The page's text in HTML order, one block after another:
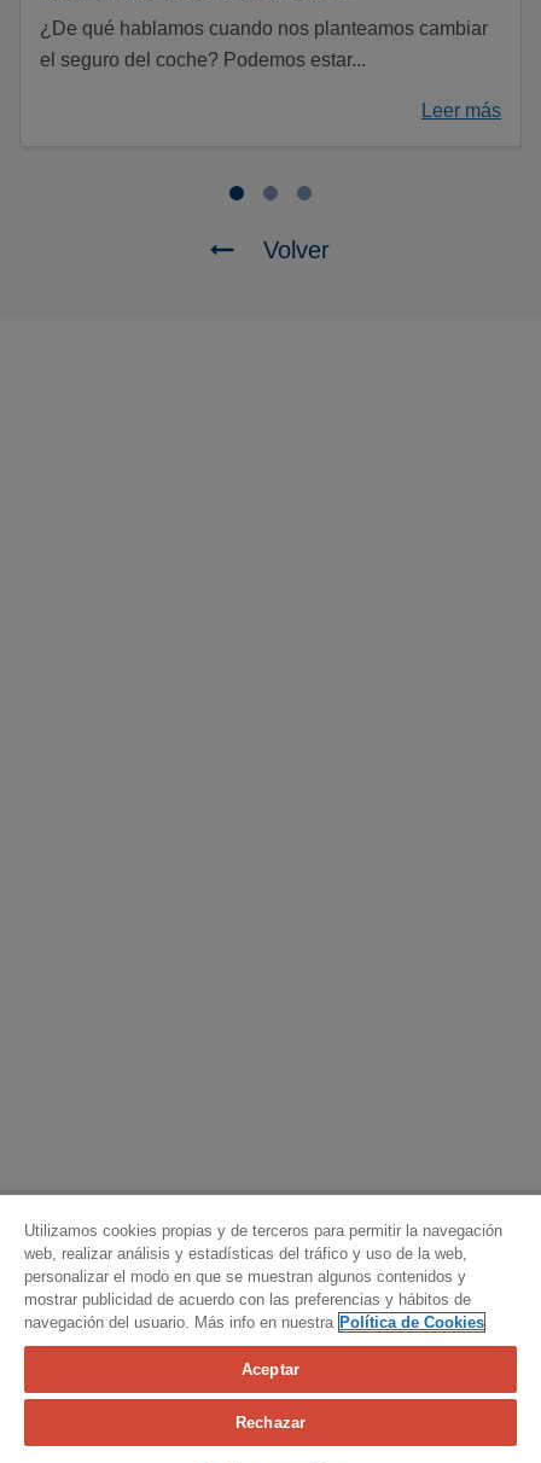
¿De qué hablamos cuando nos planteamos cambiar
el seguro del coche? Podemos estar...
Leer más
Volver
Calcula tu seguro
Contacta con nosotros
Utilizamos cookies propias y de terceros para permitir la navegación
web, realizar análisis y estadísticas del tráfico y uso de la web,
personalizar el modo en que se muestran algunos contenidos y
mostrar publicidad de acuerdo con las preferencias y hábitos de
navegación del usuario. Más info en nuestra Política de Cookies
Aceptar
Rechazar